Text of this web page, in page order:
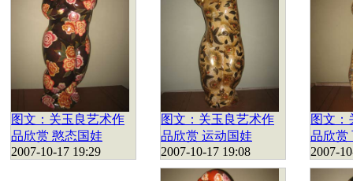
图文：关玉良艺术作
品欣赏 憨态国娃
2007-10-17 19:29
图文：关玉良艺术作
品欣赏 运动国娃
2007-10-17 19:08
图文：
品欣赏
2007-